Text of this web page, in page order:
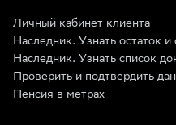
Личный кабинет клиента
Наследник. Узнать остаток
Наследник. Узнать список
Проверить и подтвердить
Пенсия в метрах